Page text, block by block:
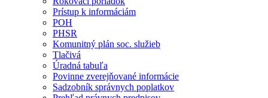
Prístup k informáciám
POH
PHSR
Komunitný plán soc. služieb
Tlačivá
Úradná tabuľa
Povinne zverejňované informácie
Sadzobník správnych poplatkov